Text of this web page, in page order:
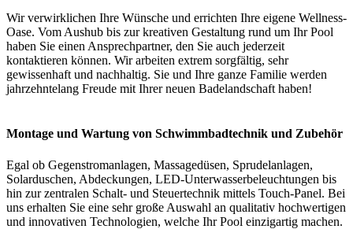
Wir verwirklichen Ihre Wünsche und errichten Ihre eigene Wellness-
Oase. Vom Aushub bis zur kreativen Gestaltung rund um Ihr Pool
haben Sie einen Ansprechpartner, den Sie auch jederzeit
kontaktieren können. Wir arbeiten extrem sorgfältig, sehr
gewissenhaft und nachhaltig. Sie und Ihre ganze Familie werden
jahrzehntelang Freude mit Ihrer neuen Badelandschaft haben!
Montage und Wartung von Schwimmbadtechnik und Zubehör
Egal ob Gegenstromanlagen, Massagedüsen, Sprudelanlagen,
Solarduschen, Abdeckungen, LED-Unterwasserbeleuchtungen bis
hin zur zentralen Schalt- und Steuertechnik mittels Touch-Panel. Bei
uns erhalten Sie eine sehr große Auswahl an qualitativ hochwertigen
und innovativen Technologien, welche Ihr Pool einzigartig machen.